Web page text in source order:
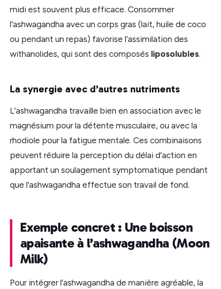
midi est souvent plus efficace. Consommer
l’ashwagandha avec un corps gras (lait, huile de coco
ou pendant un repas) favorise l’assimilation des
withanolides, qui sont des composés liposolubles.
La synergie avec d’autres nutriments
L’ashwagandha travaille bien en association avec le
magnésium pour la détente musculaire, ou avec la
rhodiole pour la fatigue mentale. Ces combinaisons
peuvent réduire la perception du délai d’action en
apportant un soulagement symptomatique pendant
que l’ashwagandha effectue son travail de fond.
Exemple concret : Une boisson
apaisante à l’ashwagandha (Moon
Milk)
Pour intégrer l’ashwagandha de manière agréable, la